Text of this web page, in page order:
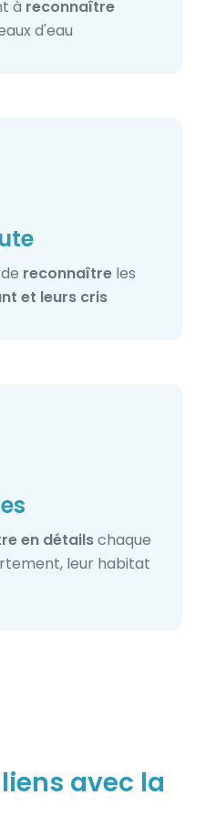
à reconnaître
d'eau
reconnaître les
et leurs cris
en détailschaque
leur habitat
avec la